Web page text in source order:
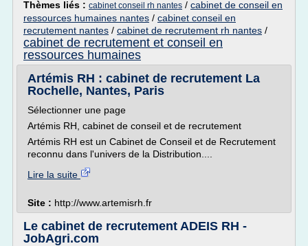
Thèmes liés : cabinet conseil rh nantes / cabinet de conseil en
ressources humaines nantes / cabinet conseil en
recrutement nantes / cabinet de recrutement rh nantes /
cabinet de recrutement et conseil en
ressources humaines
Artémis RH : cabinet de recrutement La
Rochelle, Nantes, Paris
Sélectionner une page
Artémis RH, cabinet de conseil et de recrutement
Artémis RH est un Cabinet de Conseil et de Recrutement
reconnu dans l'univers de la Distribution....
Lire la suite
Site : http://www.artemisrh.fr
Le cabinet de recrutement ADEIS RH -
JobAgri.com